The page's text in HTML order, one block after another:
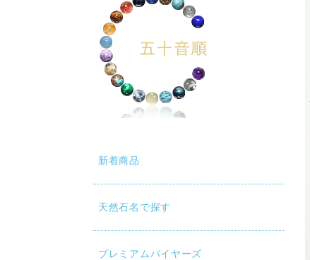
新着商品
天然石名で探す
プレミアムバイヤーズ